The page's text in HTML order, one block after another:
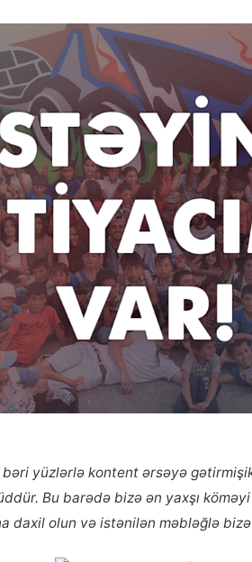
bəri yüzlərlə kontent ərsəyə
Bu barədə bizə ən yaxşı
daxil olun və istənilən məbləğlə